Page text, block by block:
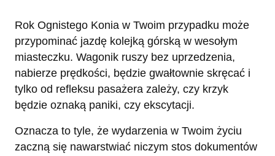
Rok Ognistego Konia w Twoim przypadku może
przypominać jazdę kolejką górską w wesołym
miasteczku. Wagonik ruszy bez uprzedzenia,
nabierze prędkości, będzie gwałtownie skręcać i
tylko od refleksu pasażera zależy, czy krzyk
będzie oznaką paniki, czy ekscytacji.
Oznacza to tyle, że wydarzenia w Twoim życiu
zaczną się nawarstwiać niczym stos dokumentów